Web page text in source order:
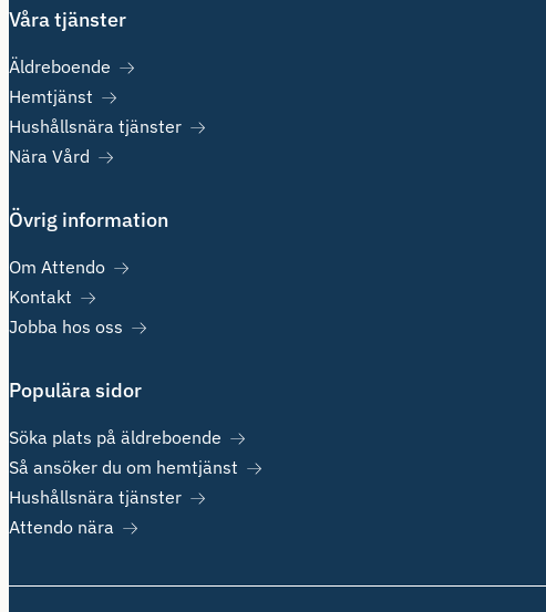
Våra tjänster
Äldreboende
Hemtjänst
Hushållsnära tjänster
Nära Vård
Övrig information
Om Attendo
Kontakt
Jobba hos oss
Populära sidor
Söka plats på äldreboende
Så ansöker du om hemtjänst
Hushållsnära tjänster
Attendo nära